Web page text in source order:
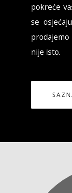
pokreće
se
nije isto.